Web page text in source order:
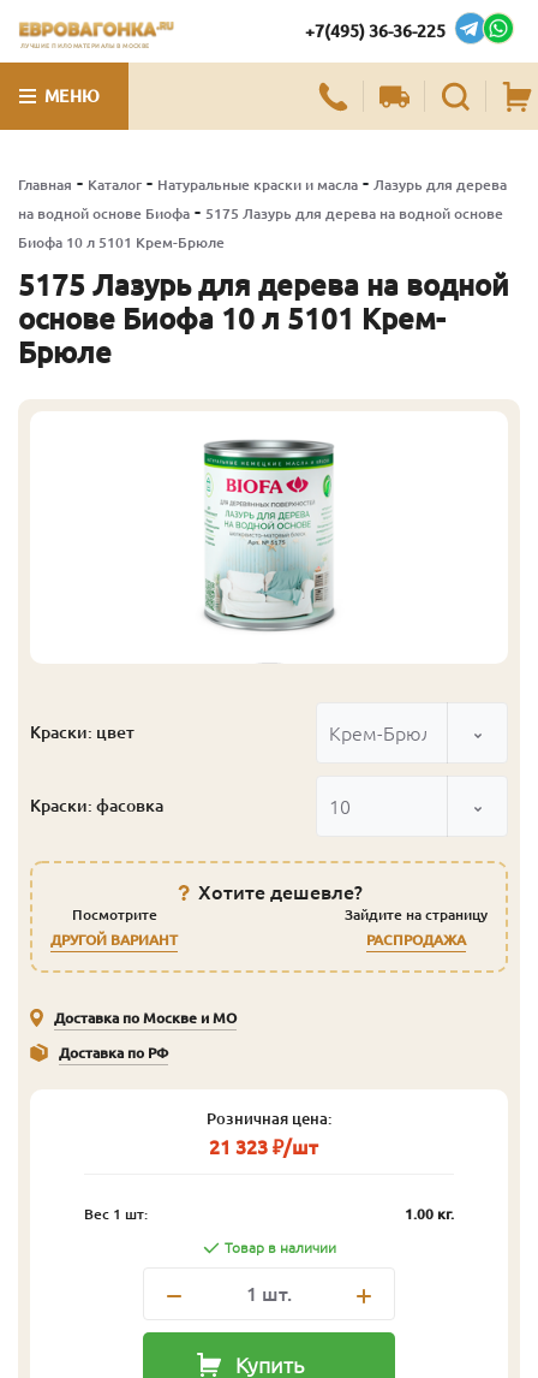
ЛУЧШИЕ ПИЛОМАТЕРИАЛЫ В МОСКВЕ
+7(495) 36-36-225
МЕНЮ
Главная - Каталог - Натуральные краски и масла - Лазурь для дерева
на водной основе Биофа - 5175 Лазурь для дерева на водной основе
Биофа 10 л 5101 Крем-Брюле
5175 Лазурь для дерева на водной
основе Биофа 10 л 5101 Крем-
Брюле
Краски: цвет Крем-Брюле
Краски: фасовка 10
Хотите дешевле?
Посмотрите
ДРУГОЙ ВАРИАНТ
Зайдите на страницу
РАСПРОДАЖА
Доставка по Москве и МО
Доставка по РФ
Розничная цена:
21 323 ₽/шт
Вес 1 шт: 1.00 кг.
Товар в наличии
1 шт.
Купить